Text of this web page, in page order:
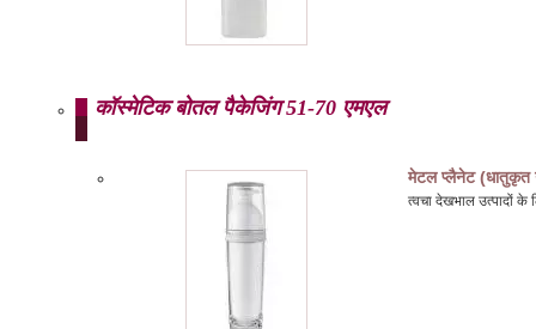
कॉस्मेटिक बोतल पैकेजिंग 51-70 एमएल
मेटल प्लैनेट (धातुकृत
त्वचा देखभाल उत्पादों के